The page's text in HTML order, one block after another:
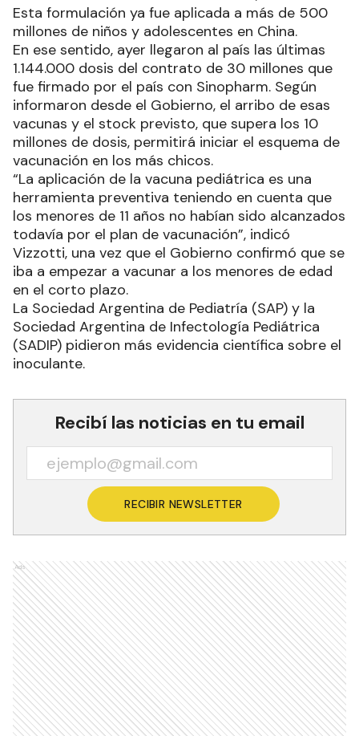
Esta formulación ya fue aplicada a más de 500
millones de niños y adolescentes en China.
En ese sentido, ayer llegaron al país las últimas
1.144.000 dosis del contrato de 30 millones que
fue firmado por el país con Sinopharm. Según
informaron desde el Gobierno, el arribo de esas
vacunas y el stock previsto, que supera los 10
millones de dosis, permitirá iniciar el esquema de
vacunación en los más chicos.
“La aplicación de la vacuna pediátrica es una
herramienta preventiva teniendo en cuenta que
los menores de 11 años no habían sido alcanzados
todavía por el plan de vacunación”, indicó
Vizzotti, una vez que el Gobierno confirmó que se
iba a empezar a vacunar a los menores de edad
en el corto plazo.
La Sociedad Argentina de Pediatría (SAP) y la
Sociedad Argentina de Infectología Pediátrica
(SADIP) pidieron más evidencia científica sobre el
inoculante.
Recibí las noticias en tu email
RECIBIR NEWSLETTER
Ads